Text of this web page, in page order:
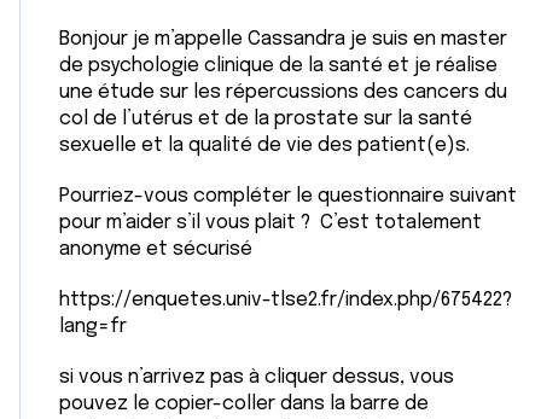
Bonjour je m’appelle Cassandra je suis en master
de psychologie clinique de la santé et je réalise
une étude sur les répercussions des cancers du
col de l’utérus et de la prostate sur la santé
sexuelle et la qualité de vie des patient(e)s.
Pourriez-vous compléter le questionnaire suivant
pour m’aider s’il vous plait ? C’est totalement
anonyme et sécurisé
https://enquetes.univ-tlse2.fr/index.php/675422?
lang=fr
si vous n’arrivez pas à cliquer dessus, vous
pouvez le copier-coller dans la barre de